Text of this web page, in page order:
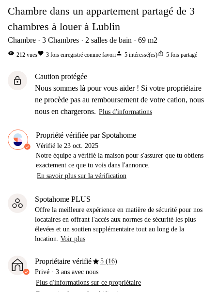
Chambre dans un appartement partagé de 3
chambres à louer à Lublin
Chambre 3 Chambres 2 salles de bain 69 m2
visibility 212 vuesfavorite 3 fois enregistré comme favoriperson 5 intéressé(es)ios_share 5 fois partagé
lock
Caution protégée
Nous sommes là pour vous aider ! Si votre propriétaire
ne procède pas au remboursement de votre cation, nous
nous en chargerons. Plus d'informations
Propriété vérifiée par Spotahome
Vérifié le 23 oct. 2025
Notre équipe a vérifié la maison pour s'assurer que tu obtiens
exactement ce que tu vois dans l'annonce.
En savoir plus sur la vérification
Spotahome PLUS
Offre la meilleure expérience en matière de sécurité pour nos
locataires en offrant l'accès aux normes de sécurité les plus
élevées et un soutien supplémentaire tout au long de la
location. Voir plus
Propriétaire vérifiéstar5 (16)
Privé · 3 ans avec nous
Plus d'informations sur ce propriétaire